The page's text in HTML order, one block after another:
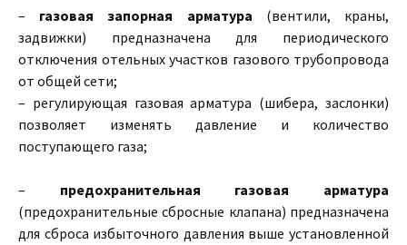
– газовая запорная арматура (вентили, краны,
задвижки) предназначена для периодического
отключения отельных участков газового трубопровода
от общей сети;
– регулирующая газовая арматура (шибера, заслонки)
позволяет изменять давление и количество
поступающего газа;
– предохранительная газовая арматура
(предохранительные сбросные клапана) предназначена
для сброса избыточного давления выше установленной